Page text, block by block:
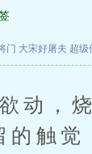
门 大宋好屠夫 超级
动，
触觉